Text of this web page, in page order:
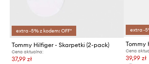
extra -5% z kodem: OFF*
Tommy Hilfiger - Skarpetki (2-pack)
Cena aktualna:
37,99 zł
extra -
Tommy
Cena
39,99 zł